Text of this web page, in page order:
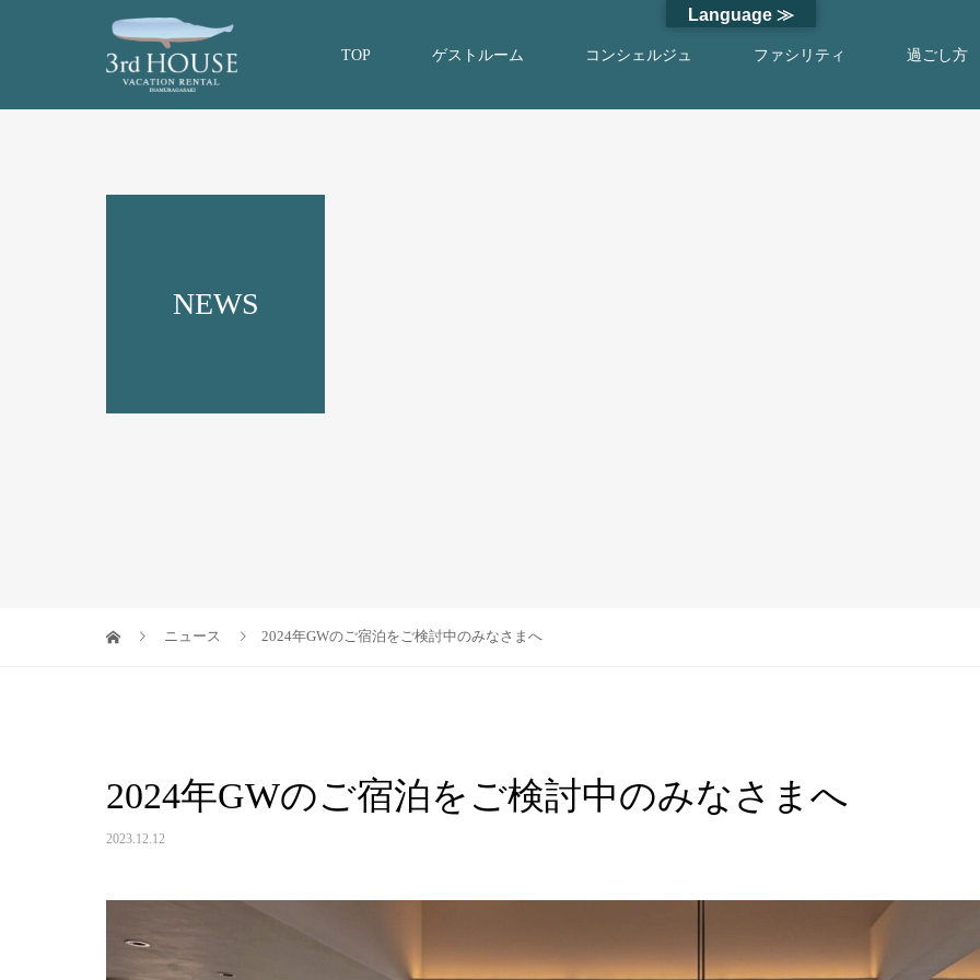
TOP ゲストルーム コンシェルジュ ファシリティ 過ごし方
NEWS
ニュース 2024年GWのご宿泊をご検討中のみなさまへ
2024年GWのご宿泊をご検討中のみなさまへ
2023.12.12
Language ≫